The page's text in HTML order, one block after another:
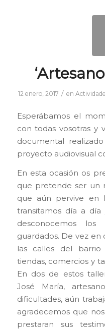
12 enero, 2017 / en
Esperábamos el
con todas vosotras y
documental
proyecto audiovisual
En esta ocasión os
que pretende ser un
que aún pervive en
transitamos día a
desconocemos
guardados. De vez
las calles del
tiendas, comercios y
En dos de estos
José María,
dificultades, aún
agradecemos que
prestaran sus